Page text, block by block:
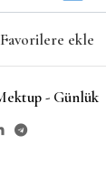
Favorilere ekle
- Günlük